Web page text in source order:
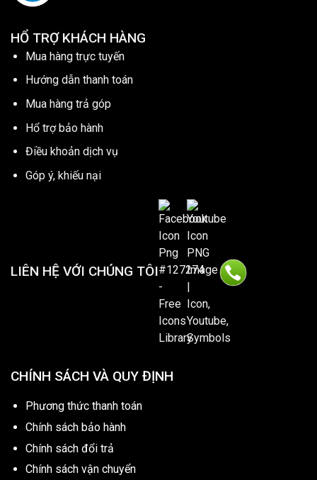
HỔ TRỢ KHÁCH HÀNG
Mua hàng trực tuyến
Hướng dẫn thanh toán
Mua hàng trả góp
Hổ trợ bảo hành
Điều khoản dịch vụ
Góp ý, khiếu nại
LIÊN HỆ VỚI CHÚNG TÔI
CHÍNH SÁCH VÀ QUY ĐỊNH
Phương thức thanh toán
Chính sách bảo hành
Chính sách đổi trả
Chính sách vận chuyển